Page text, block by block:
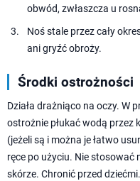
obwód, zwłaszcza u
Noś stale przez cały
ani gryźć obroży.
Środki ostrożności
Działa drażniąco na oczy. W
ostrożnie płukać wodą przez
(jeżeli są i można je łatwo
ręce po użyciu. Nie stosować
skórze. Chronić przed